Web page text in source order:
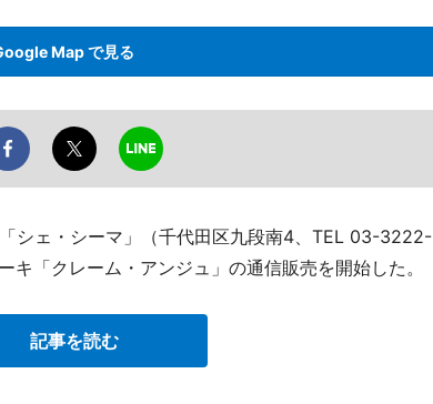
Map で見る
シェ・シーマ」（千代田区九段南4、TEL 03-3222-
「クレーム・アンジュ」の通信販売を開始した。
記事を読む